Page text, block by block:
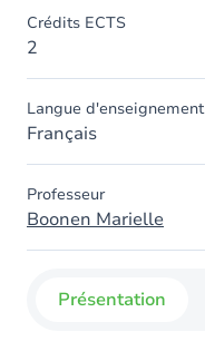
Crédits ECTS
2
Langue d'enseignement
Français
Professeur
Boonen Marielle
Présentation